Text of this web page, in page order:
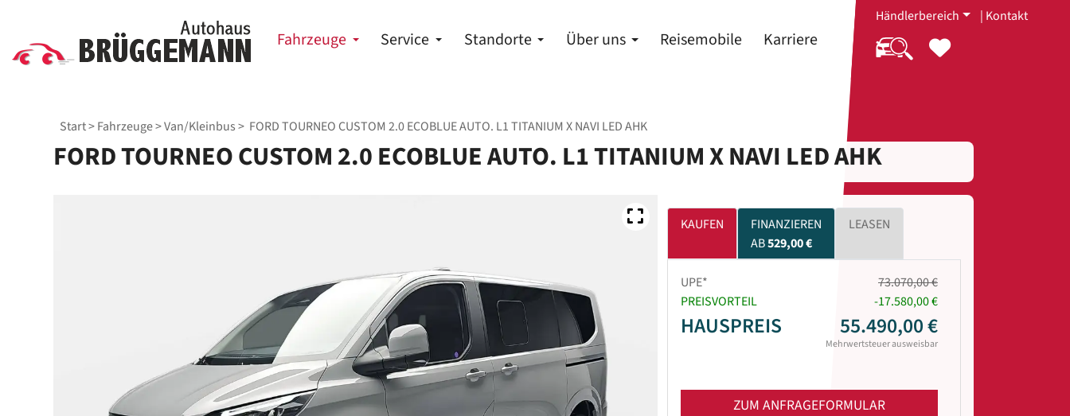
Fahrzeuge Service Standorte Über uns Reisemobile Karriere
Händlerbereich | Kontakt
Start>Fahrzeuge>Van/Kleinbus> FORD TOURNEO CUSTOM 2.0 ECOBLUE AUTO. L1 TITANIUM X NAVI LED AHK
FORD TOURNEO CUSTOM 2.0 ECOBLUE AUTO. L1 TITANIUM X NAVI LED AHK
KAUFEN
FINANZIEREN
AB529,00 €
LEASEN
UPE*
73.070,00 €
PREISVORTEIL
-17.580,00 €
HAUSPREIS 55.490,00 €
Mehrwertsteuer ausweisbar
ZUM ANFRAGEFORMULAR